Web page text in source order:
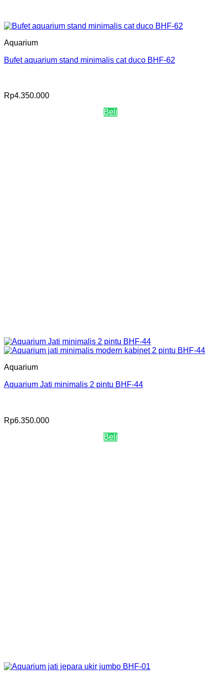
Aquarium
Bufet aquarium stand minimalis cat duco BHF-62
Rp4.350.000
Beli
Aquarium
Aquarium Jati minimalis 2 pintu BHF-44
Rp6.350.000
Beli